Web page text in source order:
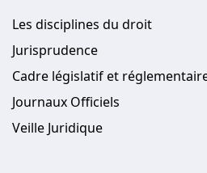
Les disciplines du droit
Jurisprudence
Cadre législatif et
Journaux Officiels
Veille Juridique